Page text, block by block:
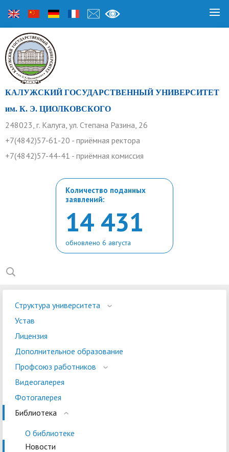
КАЛУЖСКИЙ ГОСУДАРСТВЕННЫЙ УНИВЕРСИТЕТ
им. К. Э. ЦИОЛКОВСКОГО
248023, г. Калуга, ул. Степана Разина, 26
+7(4842)57-61-20 - приёмная ректора
+7(4842)57-44-41 - приёмная комиссия
Количество поданных
заявлений:
14 431
обновлено 6 августа
Структура университета
Устав
Лицензия
Дополнительное образование
Профсоюз работников
Видеогалерея
Фотогалерея
Библиотека
О библиотеке
Новости